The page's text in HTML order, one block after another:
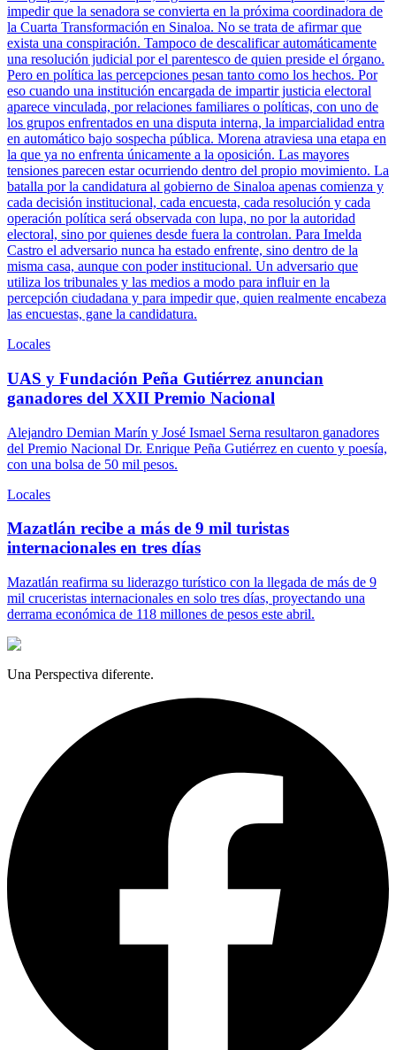
impedir que la senadora se convierta en la próxima coordinadora de
la Cuarta Transformación en Sinaloa. No se trata de afirmar que
exista una conspiración. Tampoco de descalificar automáticamente
una resolución judicial por el parentesco de quien preside el órgano.
Pero en política las percepciones pesan tanto como los hechos. Por
eso cuando una institución encargada de impartir justicia electoral
aparece vinculada, por relaciones familiares o políticas, con uno de
los grupos enfrentados en una disputa interna, la imparcialidad entra
en automático bajo sospecha pública. Morena atraviesa una etapa en
la que ya no enfrenta únicamente a la oposición. Las mayores
tensiones parecen estar ocurriendo dentro del propio movimiento. La
batalla por la candidatura al gobierno de Sinaloa apenas comienza y
cada decisión institucional, cada encuesta, cada resolución y cada
operación política será observada con lupa, no por la autoridad
electoral, sino por quienes desde fuera la controlan. Para Imelda
Castro el adversario nunca ha estado enfrente, sino dentro de la
misma casa, aunque con poder institucional. Un adversario que
utiliza los tribunales y las medios a modo para influir en la
percepción ciudadana y para impedir que, quien realmente encabeza
las encuestas, gane la candidatura.
Locales
UAS y Fundación Peña Gutiérrez anuncian
ganadores del XXII Premio Nacional
Alejandro Demian Marín y José Ismael Serna resultaron ganadores
del Premio Nacional Dr. Enrique Peña Gutiérrez en cuento y poesía,
con una bolsa de 50 mil pesos.
Locales
Mazatlán recibe a más de 9 mil turistas
internacionales en tres días
Mazatlán reafirma su liderazgo turístico con la llegada de más de 9
mil cruceristas internacionales en solo tres días, proyectando una
derrama económica de 118 millones de pesos este abril.
Una Perspectiva diferente.